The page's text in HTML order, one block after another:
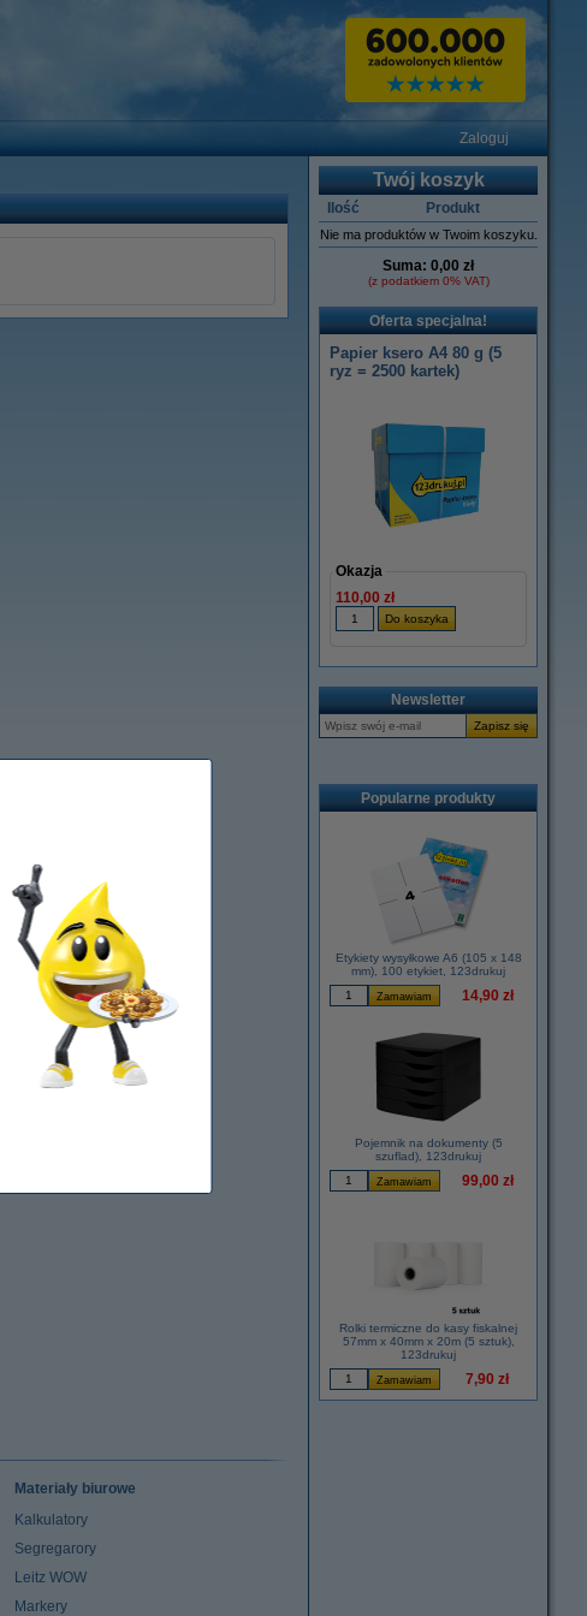
Zaloguj
Twój koszyk
Ilość Produkt
Nie ma produktów w Twoim koszyku.
Suma: 0,00 zł
(z podatkiem 0% VAT)
Oferta specjalna!
Papier ksero A4 80 g (5
ryz = 2500 kartek)
Okazja
110,00 zł
Newsletter
Popularne produkty
Etykiety wysyłkowe A6 (105 x 148
mm), 100 etykiet, 123drukuj
14,90 zł
Pojemnik na dokumenty (5
szuflad), 123drukuj
99,00 zł
Rolki termiczne do kasy fiskalnej
57mm x 40mm x 20m (5 sztuk),
123drukuj
7,90 zł
Materiały biurowe
Kalkulatory
Segregarory
Leitz WOW
Markery